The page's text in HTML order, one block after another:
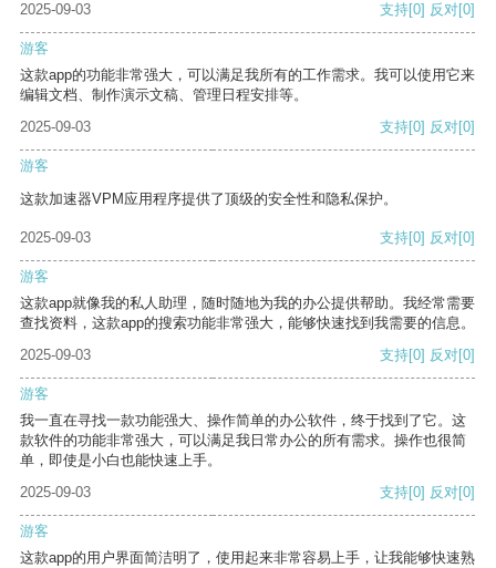
2025-09-03 支持[0] 反对[0]
游客
这款app的功能非常强大，可以满足我所有的工作需求。我可以使用它来
编辑文档、制作演示文稿、管理日程安排等。
2025-09-03
支持[0] 反对[0]
游客
这款加速器VPM应用程序提供了顶级的安全性和隐私保护。
2025-09-03 支持[0] 反对[0]
游客
这款app就像我的私人助理，随时随地为我的办公提供帮助。我经常需要
查找资料，这款app的搜索功能非常强大，能够快速找到我需要的信息。
2025-09-03
支持[0] 反对[0]
游客
我一直在寻找一款功能强大、操作简单的办公软件，终于找到了它。这
款软件的功能非常强大，可以满足我日常办公的所有需求。操作也很简
单，即使是小白也能快速上手。
2025-09-03
支持[0] 反对[0]
游客
这款app的用户界面简洁明了，使用起来非常容易上手，让我能够快速熟